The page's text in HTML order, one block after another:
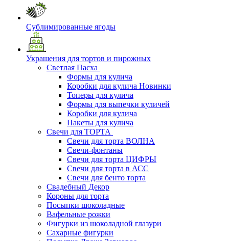
Сублимированные ягоды
Украшения для тортов и пирожных
Светлая Пасха
Формы для кулича
Коробки для кулича Новинки
Топеры для кулича
Формы для выпечки куличей
Коробки для кулича
Пакеты для кулича
Свечи для ТОРТА
Свечи для торта ВОЛНА
Свечи-фонтаны
Свечи для торта ЦИФРЫ
Свечи для торта в АСС
Свечи для бенто торта
Свадебный Декор
Короны для торта
Посыпки шоколадные
Вафельные рожки
Фигурки из шоколадной глазури
Сахарные фигурки